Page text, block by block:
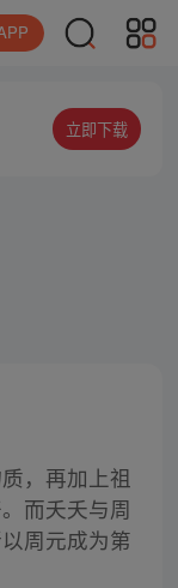
立即下载
，再加上祖
而夭夭与周
周元成为第